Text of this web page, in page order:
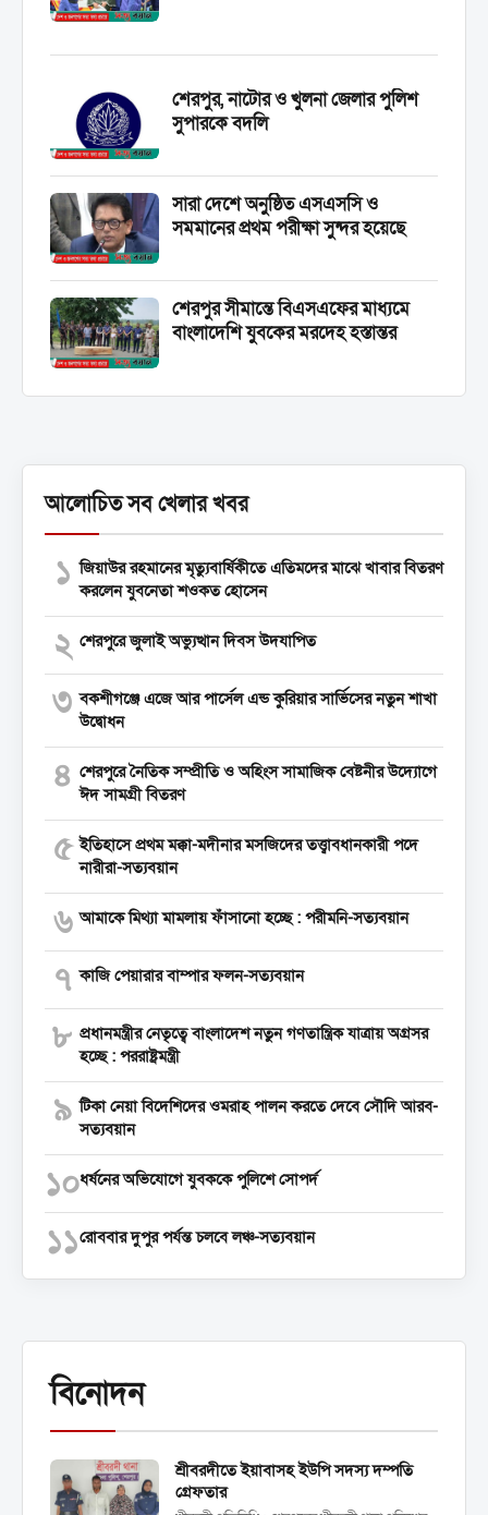
শেরপুর, নাটোর ও খুলনা জেলার পুলিশ
সুপারকে বদলি
সারা দেশে অনুষ্ঠিত এসএসসি ও
সমমানের প্রথম পরীক্ষা সুন্দর হয়েছে
শেরপুর সীমান্তে বিএসএফের মাধ্যমে
বাংলাদেশি যুবকের মরদেহ হস্তান্তর
আলোচিত সব খেলার খবর
১ জিয়াউর রহমানের মৃত্যুবার্ষিকীতে এতিমদের মাঝে খাবার বিতরণ
করলেন যুবনেতা শওকত হোসেন
২ শেরপুরে জুলাই অভ্যুত্থান দিবস উদযাপিত
৩ বকশীগঞ্জে এজে আর পার্সেল এন্ড কুরিয়ার সার্ভিসের নতুন শাখা
উদ্বোধন
৪ শেরপুরে নৈতিক সম্প্রীতি ও অহিংস সামাজিক বেষ্টনীর উদ্যোগে
ঈদ সামগ্রী বিতরণ
৫ ইতিহাসে প্রথম মক্কা-মদীনার মসজিদের তত্ত্বাবধানকারী পদে
নারীরা-সত্যবয়ান
৬ আমাকে মিথ্যা মামলায় ফাঁসানো হচ্ছে : পরীমনি-সত্যবয়ান
৭ কাজি পেয়ারার বাম্পার ফলন-সত্যবয়ান
৮ প্রধানমন্ত্রীর নেতৃত্বে বাংলাদেশ নতুন গণতান্ত্রিক যাত্রায় অগ্রসর
হচ্ছে : পররাষ্ট্রমন্ত্রী
৯ টিকা নেয়া বিদেশিদের ওমরাহ পালন করতে দেবে সৌদি আরব-
সত্যবয়ান
১০ধর্ষনের অভিযোগে যুবককে পুলিশে সোপর্দ
১১রোববার দুপুর পর্যন্ত চলবে লঞ্চ-সত্যবয়ান
বিনোদন
শ্রীবরদীতে ইয়াবাসহ ইউপি সদস্য দম্পতি
গ্রেফতার